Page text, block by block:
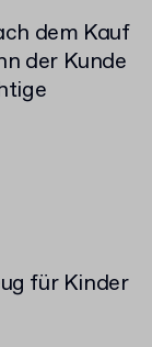
dem Kauf
der Kunde
für Kinder